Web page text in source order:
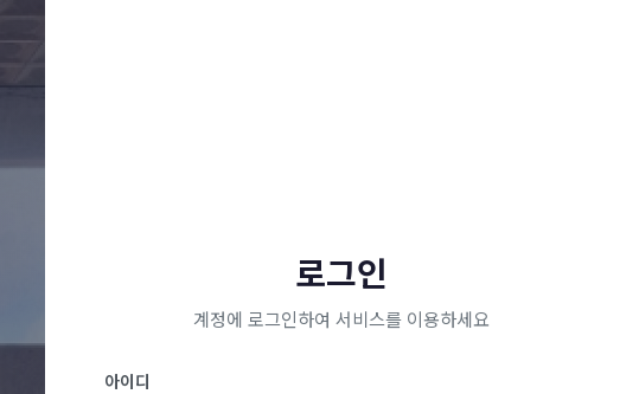
로그인
계정에 로그인하여 서비스를 이용하세요
아이디